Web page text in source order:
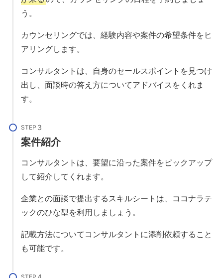
う。
カウンセリングでは、経験内容や案件の希望条件をヒ
アリングします。
コンサルタントは、自身のセールスポイントを見つけ
出し、面談時の答え方についてアドバイスをくれま
す。
STEP
案件紹介
コンサルタントは、要望に沿った案件をピックアップ
して紹介してくれます。
企業との面談で提出するスキルシートは、ココナラテ
ックのひな型を利用しましょう。
記載方法についてコンサルタントに添削依頼すること
も可能です。